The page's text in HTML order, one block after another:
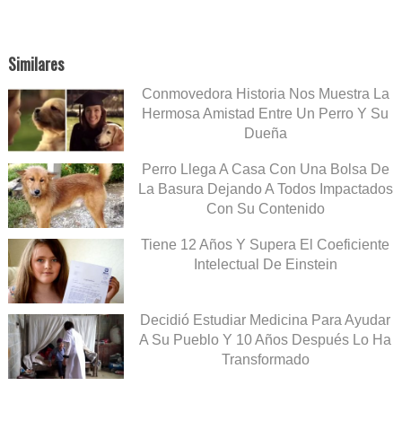
Similares
Conmovedora Historia Nos Muestra La
Hermosa Amistad Entre Un Perro Y Su
Dueña
Perro Llega A Casa Con Una Bolsa De
La Basura Dejando A Todos Impactados
Con Su Contenido
Tiene 12 Años Y Supera El Coeficiente
Intelectual De Einstein
Decidió Estudiar Medicina Para Ayudar
A Su Pueblo Y 10 Años Después Lo Ha
Transformado